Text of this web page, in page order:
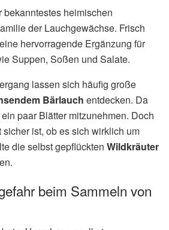
bekanntestes heimischen
der Lauchgewächse. Frisch
hervorragende Ergänzung für
Suppen, Soßen und Salate.
lassen sich häufig große
Bärlauch entdecken. Da
paar Blätter mitzunehmen. Doch
ist, ob es sich wirklich um
die selbst gepflückten Wildkräuter
beim Sammeln von